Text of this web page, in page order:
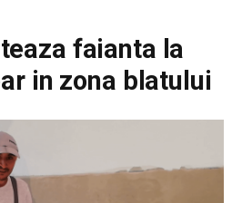
faianta la
in zona blatului